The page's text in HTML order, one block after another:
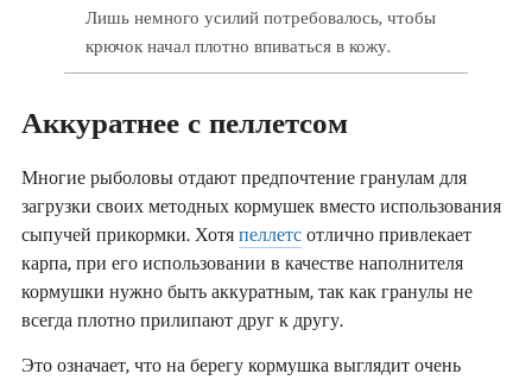
Лишь немного усилий потребовалось, чтобы
крючок начал плотно впиваться в кожу.
Аккуратнее с пеллетсом
Многие рыболовы отдают предпочтение гранулам для
загрузки своих методных кормушек вместо использования
сыпучей прикормки. Хотяпеллетсотлично привлекает
карпа, при его использовании в качестве наполнителя
кормушки нужно быть аккуратным, так как гранулы не
всегда плотно прилипают друг к другу.
Это означает, что на берегу кормушка выглядит очень